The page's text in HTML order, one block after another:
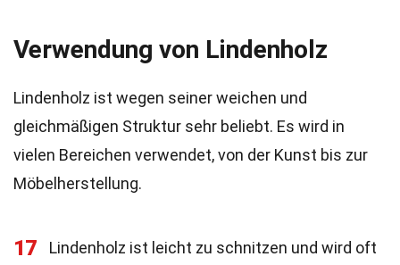
Verwendung von Lindenholz
Lindenholz ist wegen seiner weichen und
gleichmäßigen Struktur sehr beliebt. Es wird in
vielen Bereichen verwendet, von der Kunst bis zur
Möbelherstellung.
17
Lindenholz ist leicht zu schnitzen und wird oft